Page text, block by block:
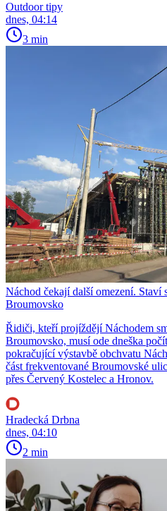
Outdoor tipy
dnes, 04:14
3 min
Náchod čekají další omezení. Staví
Broumovsko
Řidiči, kteří projíždějí Náchodem
Broumovsko, musí ode dneška
pokračující výstavbě obchvatu
část frekventované Broumovské
přes Červený Kostelec a Hronov.
Hradecká Drbna
dnes, 04:10
2 min